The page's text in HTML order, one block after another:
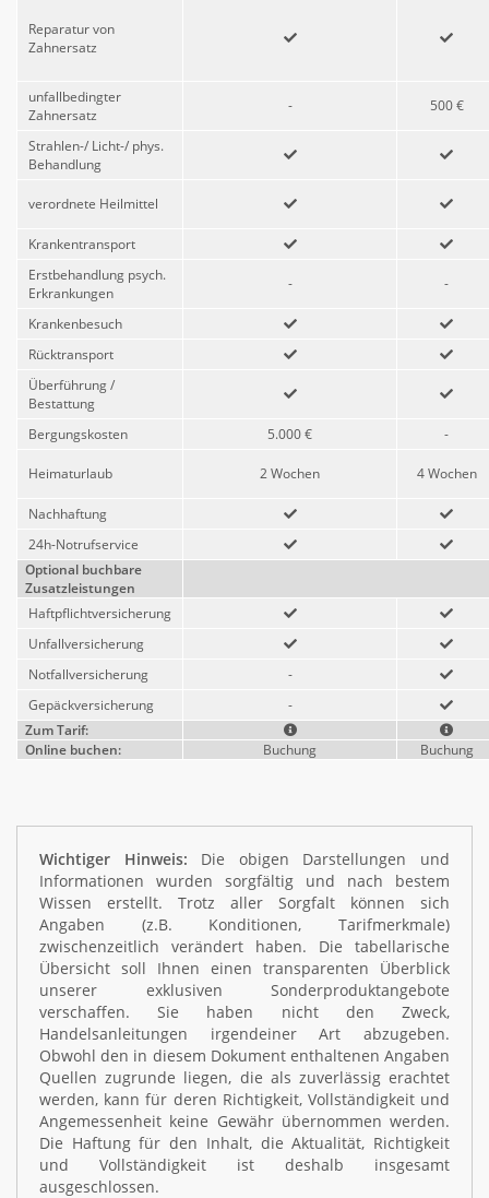
Reparatur von
Zahnersatz
unfallbedingter
Zahnersatz
- 500 €
Strahlen-/ Licht-/ phys.
Behandlung
verordnete Heilmittel
Krankentransport
Erstbehandlung psych.
Erkrankungen
- -
Krankenbesuch
Rücktransport
Überführung /
Bestattung
Bergungskosten
5.000 € -
Heimaturlaub 2 Wochen 4 Wochen
Nachhaftung
24h-Notrufservice
Optional buchbare
Zusatzleistungen
Haftpflichtversicherung
Unfallversicherung
Notfallversicherung
-
Gepäckversicherung
-
Zum Tarif:
Online buchen:
Buchung Buchung
Wichtiger Hinweis: Die obigen Darstellungen und
Informationen wurden sorgfältig und nach bestem
Wissen erstellt. Trotz aller Sorgfalt können sich
Angaben (z.B. Konditionen, Tarifmerkmale)
zwischenzeitlich verändert haben. Die tabellarische
Übersicht soll Ihnen einen transparenten Überblick
unserer exklusiven Sonderproduktangebote
verschaffen. Sie haben nicht den Zweck,
Handelsanleitungen irgendeiner Art abzugeben.
Obwohl den in diesem Dokument enthaltenen Angaben
Quellen zugrunde liegen, die als zuverlässig erachtet
werden, kann für deren Richtigkeit, Vollständigkeit und
Angemessenheit keine Gewähr übernommen werden.
Die Haftung für den Inhalt, die Aktualität, Richtigkeit
und Vollständigkeit ist deshalb insgesamt
ausgeschlossen.